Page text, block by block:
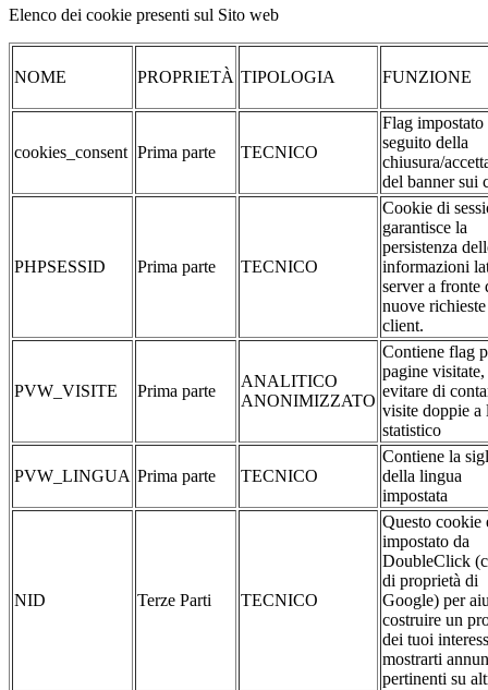
Elenco dei cookie presenti sul Sito web
NOME PROPRIETÀ TIPOLOGIA FUNZIONE
cookies_consent Prima parte TECNICO
Flag impostato
seguito della
chiusura/
del banner sui
PHPSESSID Prima parte TECNICO
Cookie di
garantisce la
persistenza
informazioni
server a fronte
nuove
client.
PVW_VISITE Prima parte
ANALITICO
ANONIMIZZATO
Contiene flag
pagine visitate,
evitare di
visite doppie a
statistico
PVW_LINGUA Prima parte TECNICO
Contiene la
della lingua
impostata
NID Terze Parti TECNICO
Questo cookie
impostato da
DoubleClick
di proprietà di
Google) per
costruire un
dei tuoi
mostrarti
pertinenti su